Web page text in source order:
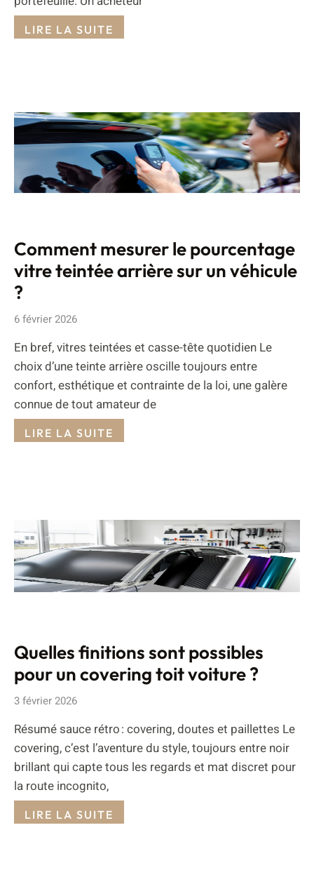
LIRE LA SUITE
Comment mesurer le pourcentage
vitre teintée arrière sur un véhicule
?
6 février 2026
En bref, vitres teintées et casse-tête quotidien Le
choix d’une teinte arrière oscille toujours entre
confort, esthétique et contrainte de la loi, une galère
connue de tout amateur de
LIRE LA SUITE
Quelles finitions sont possibles
pour un covering toit voiture ?
3 février 2026
Résumé sauce rétro : covering, doutes et paillettes Le
covering, c’est l’aventure du style, toujours entre noir
brillant qui capte tous les regards et mat discret pour
la route incognito,
LIRE LA SUITE